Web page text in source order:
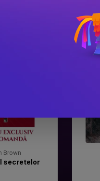
Brown
secretelor
#3 Gala